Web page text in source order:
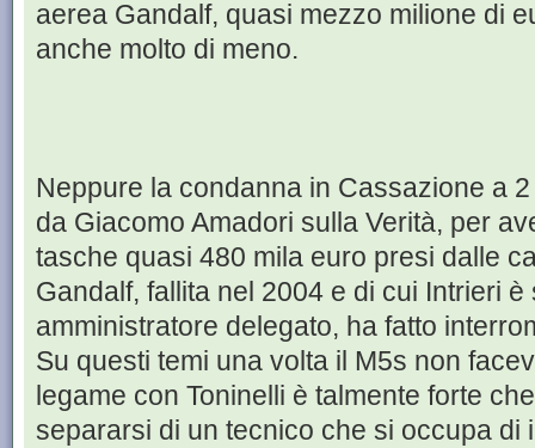
aerea Gandalf, quasi mezzo milione di
anche molto di meno.
Neppure la condanna in Cassazione a
da Giacomo Amadori sulla Verità, per
tasche quasi 480 mila euro presi dalle
Gandalf, fallita nel 2004 e di cui Intrieri
amministratore delegato, ha fatto
Su questi temi una volta il M5s non
legame con Toninelli è talmente forte
separarsi di un tecnico che si occupa di